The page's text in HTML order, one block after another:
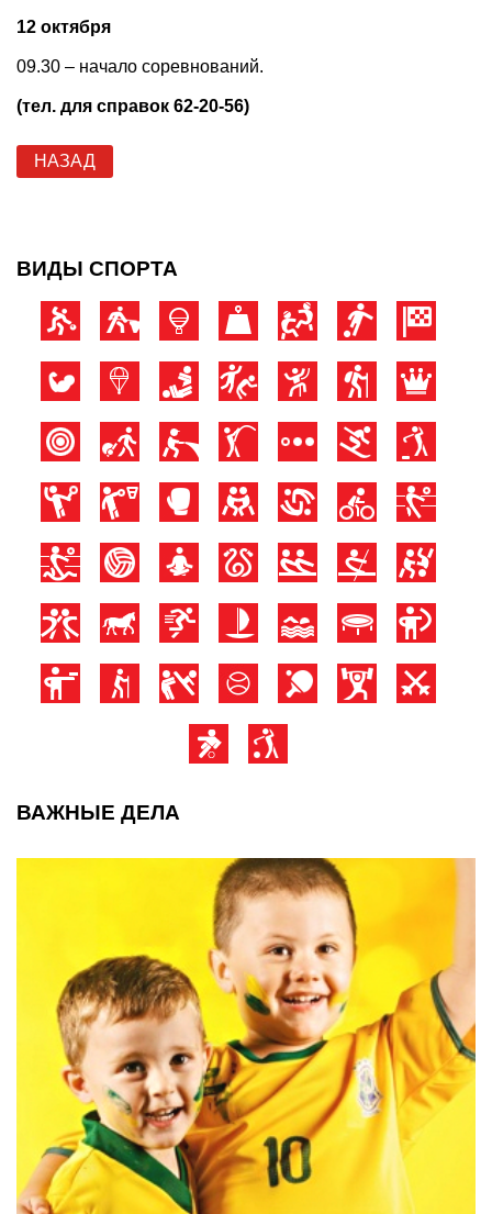
12 октября
09.30 – начало соревнований.
(тел. для справок 62-20-56)
НАЗАД
ВИДЫ СПОРТА
ВАЖНЫЕ ДЕЛА